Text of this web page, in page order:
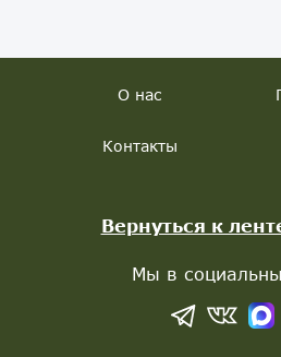
О нас
Контакты
Вернуться к
Мы в